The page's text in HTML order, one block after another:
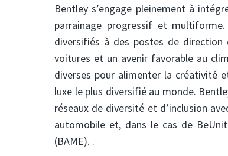
Bentley s’engage pleinement à
parrainage progressif et
diversifiés à des postes de direction
voitures et un avenir favorable au
diverses pour alimenter la créativité
luxe le plus diversifié au monde.
réseaux de diversité et d’inclusion
automobile et, dans le cas de
(BAME). .